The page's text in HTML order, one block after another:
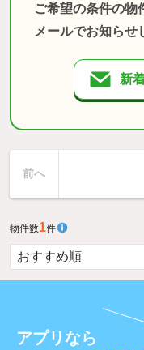
ご希望の条件の物
メールでお知らせ
新
前へ
物件数1件
アプリなら